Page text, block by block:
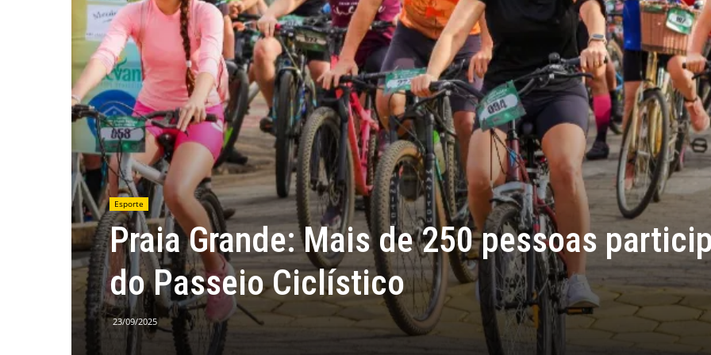
Esporte
Praia Grande: Mais de 250 pessoas
do Passeio Ciclístico
23/09/2025